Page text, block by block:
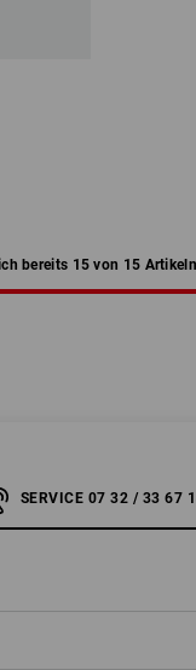
bereits 15 von 15
SERVICE 07 32 / 33 67